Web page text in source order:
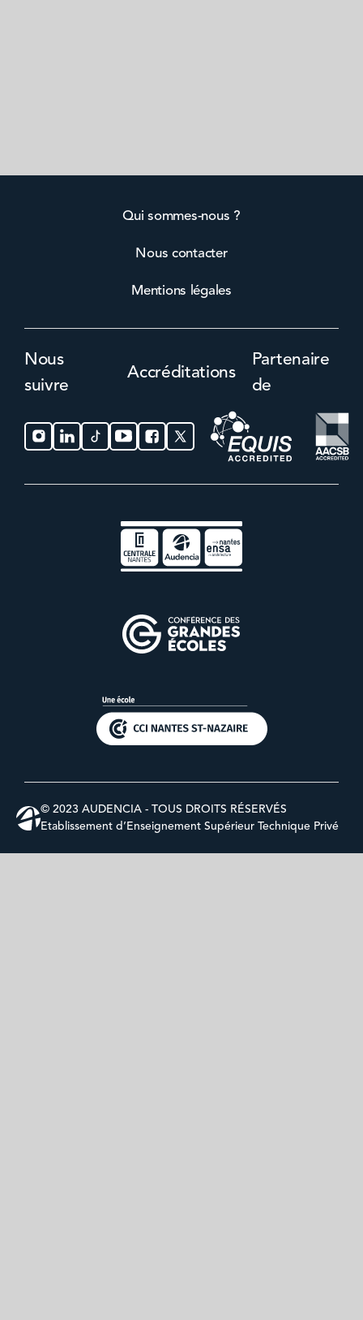
Qui sommes-nous ?
Nous contacter
Mentions légales
Nous
suivre
Accréditations
Partenaire
de
© 2023 AUDENCIA - TOUS DROITS RÉSERVÉS
Etablissement d’Enseignement Supérieur Technique Privé